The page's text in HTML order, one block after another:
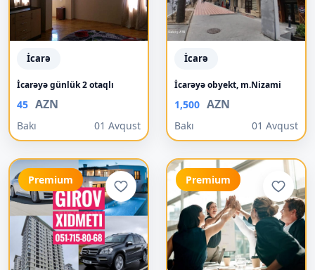
İcarə
İcarəyə günlük 2 otaqlı
45 AZN
Bakı 01 Avqust
İcarə
İcarəyə obyekt, m.Nizami
1,500 AZN
Bakı 01 Avqust
Premium Premium